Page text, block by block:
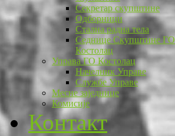
Секретар скупштине
Одборници
Стална радна тела
Седнице Скупштине ГО
Костолац
Управа ГО Костолац
Начелник Управе
Службе Управе
Месне заједнице
Комисије
Контакт